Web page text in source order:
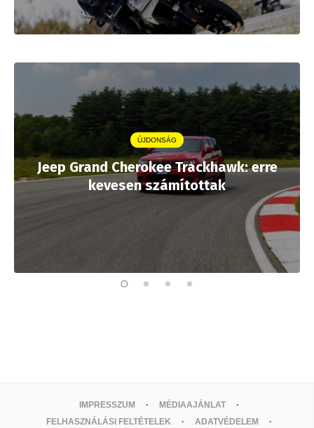
ÚJDONSÁG
Jeep Grand Cherokee Trackhawk: erre
kevesen számítottak
IMPRESSZUM
MÉDIAAJÁNLAT
FELHASZNÁLÁSI FELTÉTELEK
ADATVÉDELEM